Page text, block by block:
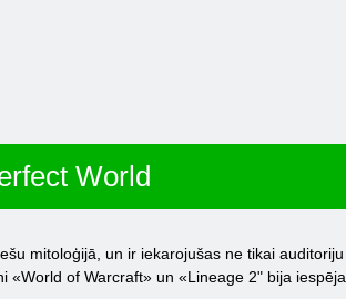
World
mitoloģijā, un ir iekarojušas ne tikai
of Warcraft» un «Lineage 2" bija